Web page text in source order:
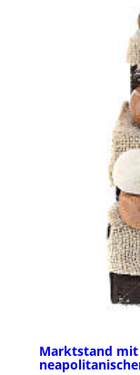
Marktstand mit